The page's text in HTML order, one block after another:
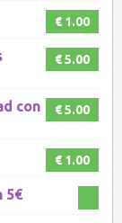
€ 1.00
€ 5.00
€ 5.00
con
€ 1.00
5€